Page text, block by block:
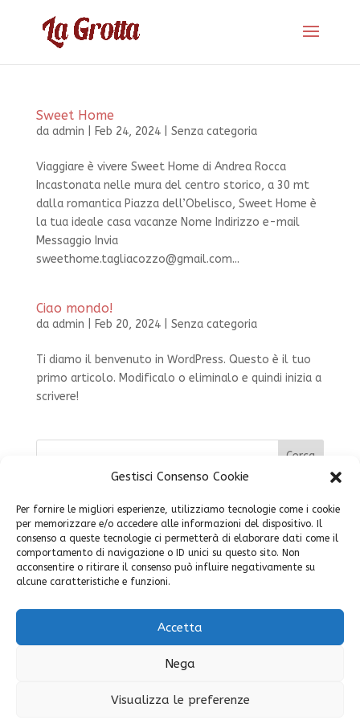
Gestisci Consenso Cookie
Per fornire le migliori esperienze, utilizziamo tecnologie come i cookie
per memorizzare e/o accedere alle informazioni del dispositivo. Il
consenso a queste tecnologie ci permetterà di elaborare dati come il
comportamento di navigazione o ID unici su questo sito. Non
acconsentire o ritirare il consenso può influire negativamente su
alcune caratteristiche e funzioni.
Accetta
Nega
Visualizza le preferenze
Sweet Home
da admin Feb 24, 2024| Senza categoria
Viaggiare è vivere Sweet Home di Andrea Rocca
Incastonata nelle mura del centro storico, a 30 mt
dalla romantica Piazza dell’Obelisco, Sweet Home è
la tua ideale casa vacanze Nome Indirizzo e-mail
Messaggio Invia
sweethome.tagliacozzo@gmail.com...
Ciao mondo!
da admin Feb 20, 2024| Senza categoria
Ti diamo il benvenuto in WordPress. Questo è il tuo
primo articolo. Modificalo o eliminalo e quindi inizia a
scrivere!
Cerca
Articoli recenti
Sweet Home
Ciao mondo!
Nessun commento da mostrare.